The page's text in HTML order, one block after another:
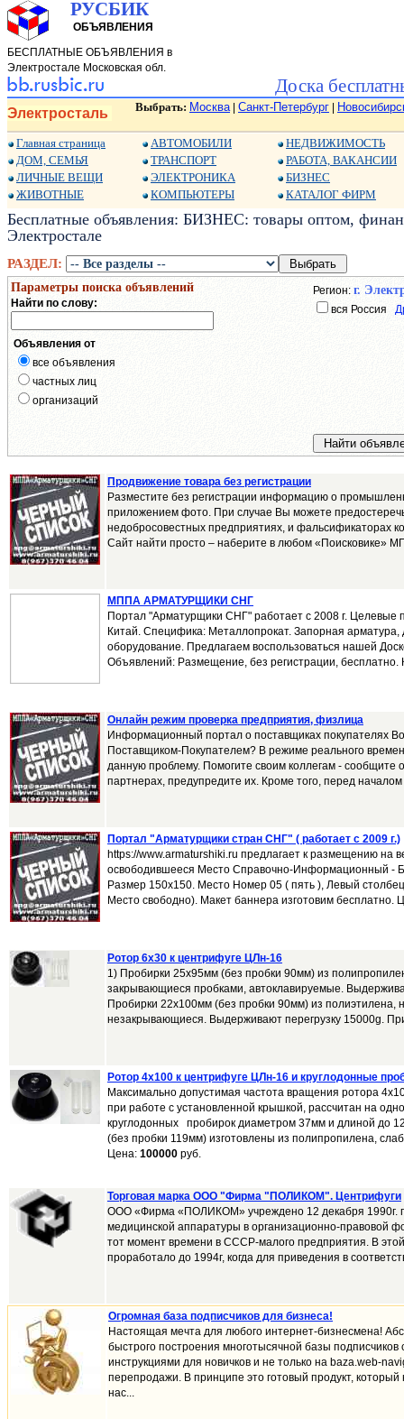
РУСБИК
ОБЪЯВЛЕНИЯ
БЕСПЛАТНЫЕ ОБЪЯВЛЕНИЯ в
Электростале Московская обл.
Доска
Электросталь Выбрать: Москва| Санкт-Петербург
Главная страница
ДОМ, СЕМЬЯ
ЛИЧНЫЕ ВЕЩИ
ЖИВОТНЫЕ
АВТОМОБИЛИ
ТРАНСПОРТ
ЭЛЕКТРОНИКА
КОМПЬЮТЕРЫ
НЕДВИЖИМОСТЬ
РАБОТА, ВАКАНСИИ
БИЗНЕС
КАТАЛОГ ФИРМ
Бесплатные объявления: БИЗНЕС: товары оптом,
Электростале
РАЗДЕЛ:
Параметры поиска объявлений
Найти по слову:
Регион: г.
вся Россия
Объявления от
все объявления
частных лиц
организаций
Продвижение товара без регистрации
Разместите без регистрации информацию о
приложением фото. При случае Вы можете
недобросовестных предприятиях, и фальсификаторах
Сайт найти просто – наберите в любом «Поисковике»
МППА АРМАТУРЩИКИ СНГ
Портал "Арматурщики СНГ" работает с 2008 г. Целевые
Китай. Специфика: Металлопрокат. Запорная
оборудование. Предлагаем воспользоваться нашей
Объявлений: Размещение, без регистрации, бесплатно.
Онлайн режим проверка предприятия, физлица
Информационный портал о поставщиках покупателях
Поставщиком-Покупателем? В режиме реального
данную проблему. Помогите своим коллегам - сообщите
партнерах, предупредите их. Кроме того, перед
Портал "Арматурщики стран СНГ" ( работает с 2009 г.)
https://www.armaturshiki.ru предлагает к размещению на
освободившееся Место Справочно-Информационный -
Размер 150х150. Место Номер 05 ( пять ), Левый
Место свободно). Макет баннера изготовим бесплатно.
Ротор 6x30 к центрифуге ЦЛн-16
1) Пробирки 25х95мм (без пробки 90мм) из
закрывающиеся пробками, автоклавируемые.
Пробирки 22х100мм (без пробки 90мм) из полиэтилена,
незакрывающиеся. Выдерживают перегрузку 15000g.
Ротор 4x100 к центрифуге ЦЛн-16 и круглодонные
Максимально допустимая частота вращения ротора
при работе с установленной крышкой, рассчитан на
круглодонных пробирок диаметром 37мм и длиной до
(без пробки 119мм) изготовлены из полипропилена,
Цена: 100000 руб.
Торговая марка ООО "Фирма "ПОЛИКОМ". Центрифуги
ООО «Фирма «ПОЛИКОМ» учреждено 12 декабря 1990г.
медицинской аппаратуры в организационно-правовой
тот момент времени в СССР-малого предприятия. В
проработало до 1994г, когда для приведения в
Огромная база подписчиков для бизнеса!
Настоящая мечта для любого интернет-бизнесмена!
быстрого построения многотысячной базы
инструкциями для новичков и не только на baza.web-
перепродажи. В принципе это готовый продукт,
нас...